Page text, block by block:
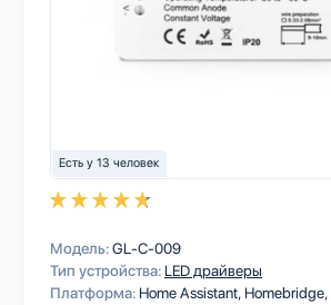
Есть у 13 человек
Модель:GL-C-009
Тип устройства: LED драйверы
Платформа: Home Assistant Homebridge